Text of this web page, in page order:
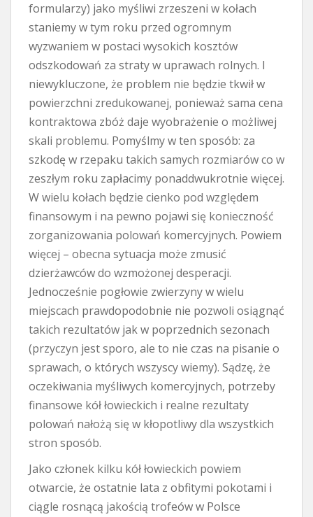
formularzy) jako myśliwi zrzeszeni w kołach
staniemy w tym roku przed ogromnym
wyzwaniem w postaci wysokich kosztów
odszkodowań za straty w uprawach rolnych. I
niewykluczone, że problem nie będzie tkwił w
powierzchni zredukowanej, ponieważ sama cena
kontraktowa zbóż daje wyobrażenie o możliwej
skali problemu. Pomyślmy w ten sposób: za
szkodę w rzepaku takich samych rozmiarów co w
zeszłym roku zapłacimy ponaddwukrotnie więcej.
W wielu kołach będzie cienko pod względem
finansowym i na pewno pojawi się konieczność
zorganizowania polowań komercyjnych. Powiem
więcej – obecna sytuacja może zmusić
dzierżawców do wzmożonej desperacji.
Jednocześnie pogłowie zwierzyny w wielu
miejscach prawdopodobnie nie pozwoli osiągnąć
takich rezultatów jak w poprzednich sezonach
(przyczyn jest sporo, ale to nie czas na pisanie o
sprawach, o których wszyscy wiemy). Sądzę, że
oczekiwania myśliwych komercyjnych, potrzeby
finansowe kół łowieckich i realne rezultaty
polowań nałożą się w kłopotliwy dla wszystkich
stron sposób.
Jako członek kilku kół łowieckich powiem
otwarcie, że ostatnie lata z obfitymi pokotami i
ciągle rosnącą jakością trofeów w Polsce